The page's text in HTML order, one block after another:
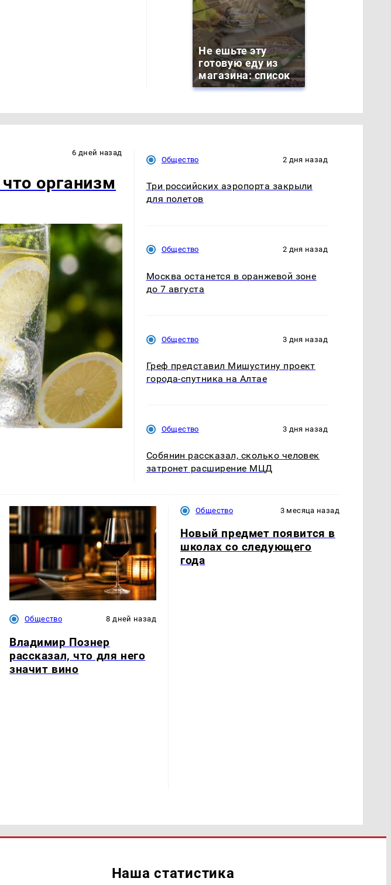
Не ешьте эту
готовую еду из
магазина: список
6 дней назад
организм
Общество 2 дня назад
Три российских аэропорта закрыли
для полетов
Общество 2 дня назад
Москва останется в оранжевой зоне
до 7 августа
Общество 3 дня назад
Греф представил Мишустину проект
города-спутника на Алтае
Общество 3 дня назад
Собянин рассказал, сколько человек
затронет расширение МЦД
Общество 8 дней назад
Владимир Познер
рассказал, что для него
значит вино
Общество 3 месяца назад
Новый предмет появится в
школах со следующего
года
Наша статистика